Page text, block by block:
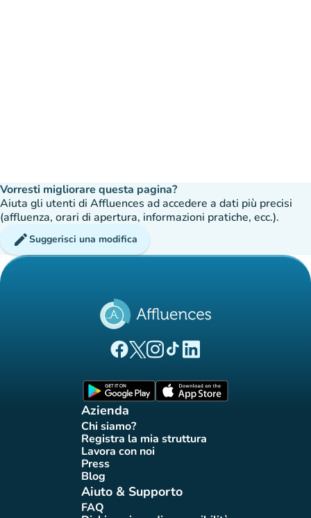
Vorresti migliorare questa pagina?
Aiuta gli utenti di Affluences ad accedere a dati più precisi
(affluenza, orari di apertura, informazioni pratiche, ecc.).
editSuggerisci una modifica
(nuova scheda)
(nuova scheda)
(nuova scheda)
(nuova scheda)
(nuova scheda)
Azienda
Chi siamo?(nuova scheda)
Registra la mia struttura
(nuova scheda)
Lavora con noi
(nuova scheda)
Press(nuova scheda)
Blog(nuova scheda)
Aiuto & Supporto
FAQ(nuova scheda)